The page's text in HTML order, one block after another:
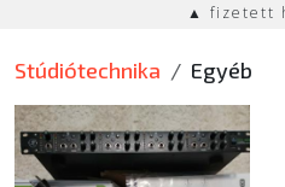
SZOLGÁLTATÁSOK
▲ fizetett
Stúdiótechnika Egyéb